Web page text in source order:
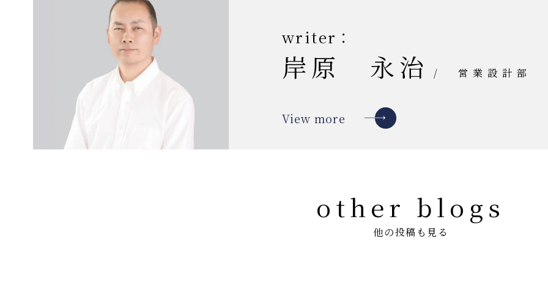
writer：
岸原 永治 / 営業設計部
View more
other blogs
他の投稿も見る